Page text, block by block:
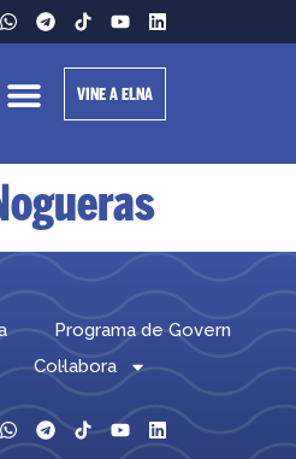
VINE A ELNA
Programa de Govern
Col·labora